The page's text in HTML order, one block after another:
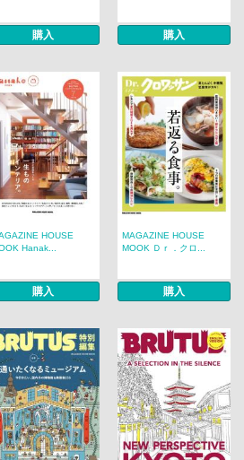
購入 購入
HOUSE
Hanak...
購入
MAGAZINE HOUSE
MOOK Ｄｒ．クロ...
購入